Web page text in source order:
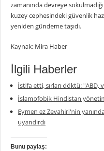
zamanında devreye
kuzey cephesindeki güvenlik
yeniden gündeme taşıdı.
Kaynak: Mira Haber
İlgili Haberler
İstifa etti, sırları döktü: "ABD,
İslamofobik Hindistan
Eymen ez Zevahiri'nin
uyandırdı
Bunu paylaş: